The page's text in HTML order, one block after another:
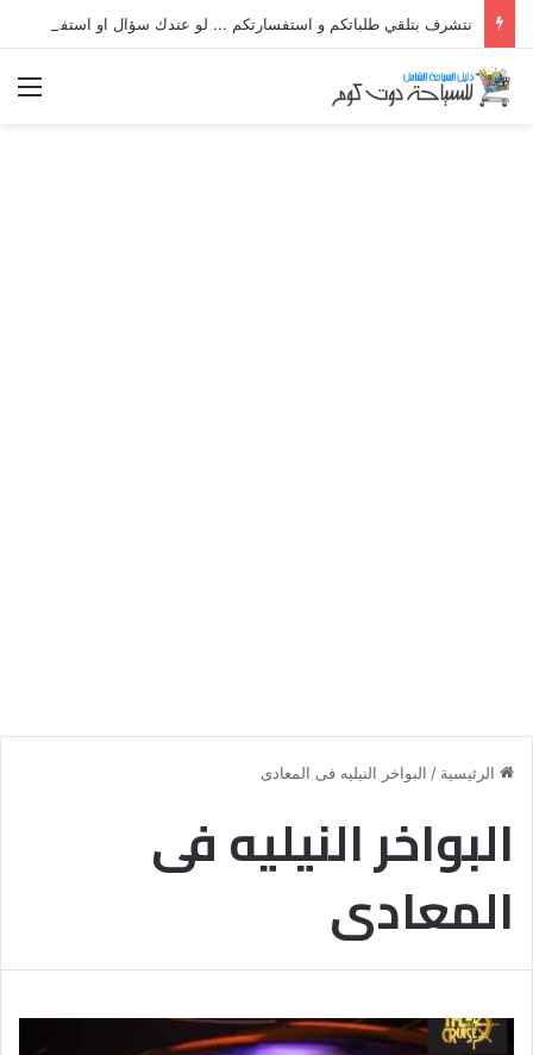
نتشرف بتلقي طلباتكم و استفسارتكم ... لو عندك سؤال او استفسار ماتدرددش فى طلب المساعدة
الرئيسية / البواخر النيليه فى المعادى
البواخر النيليه فى
المعادى